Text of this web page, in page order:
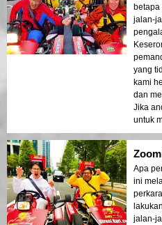
betapa
jalan-
yang
kami
dan
Jika
untuk
Apa
ini
jalan-